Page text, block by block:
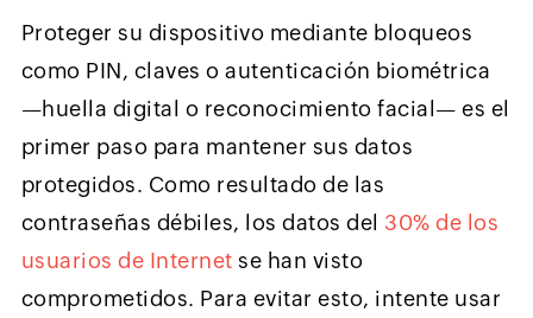
Proteger su dispositivo mediante bloqueos
como PIN, claves o autenticación biométrica
—huella digital o reconocimiento facial— es el
primer paso para mantener sus datos
protegidos. Como resultado de las
contraseñas débiles, los datos del 30% de los
usuarios de Internet se han visto
comprometidos. Para evitar esto, intente usar